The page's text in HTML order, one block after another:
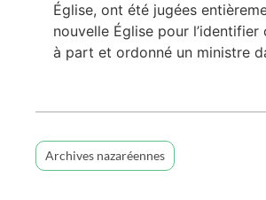
Église, ont été jugées
nouvelle Église pour
à part et ordonné un ministre
Archives nazaréennes